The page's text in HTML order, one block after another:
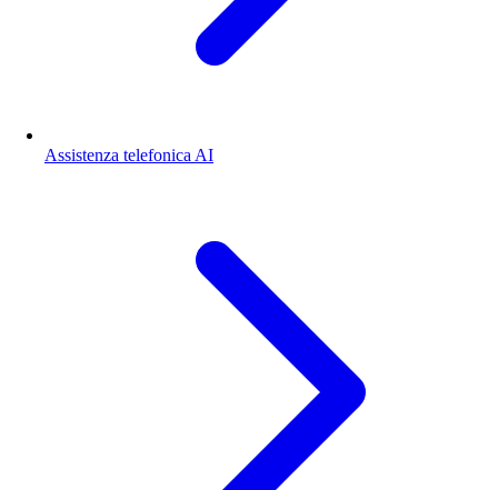
Assistenza telefonica AI